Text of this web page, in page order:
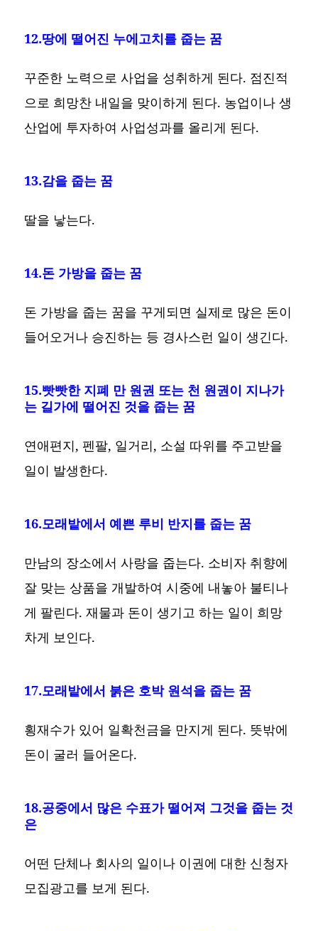
12.땅에 떨어진 누에고치를 줍는 꿈
꾸준한 노력으로 사업을 성취하게 된다. 점진적
으로 희망찬 내일을 맞이하게 된다. 농업이나 생
산업에 투자하여 사업성과를 올리게 된다.
13.감을 줍는 꿈
딸을 낳는다.
14.돈 가방을 줍는 꿈
돈 가방을 줍는 꿈을 꾸게되면 실제로 많은 돈이
들어오거나 승진하는 등 경사스런 일이 생긴다.
15.빳빳한 지폐 만 원권 또는 천 원권이 지나가
는 길가에 떨어진 것을 줍는 꿈
연애편지, 펜팔, 일거리, 소설 따위를 주고받을
일이 발생한다.
16.모래밭에서 예쁜 루비 반지를 줍는 꿈
만남의 장소에서 사랑을 줍는다. 소비자 취향에
잘 맞는 상품을 개발하여 시중에 내놓아 불티나
게 팔린다. 재물과 돈이 생기고 하는 일이 희망
차게 보인다.
17.모래밭에서 붉은 호박 원석을 줍는 꿈
횡재수가 있어 일확천금을 만지게 된다. 뜻밖에
돈이 굴러 들어온다.
18.공중에서 많은 수표가 떨어져 그것을 줍는 것
은
어떤 단체나 회사의 일이나 이권에 대한 신청자
모집광고를 보게 된다.